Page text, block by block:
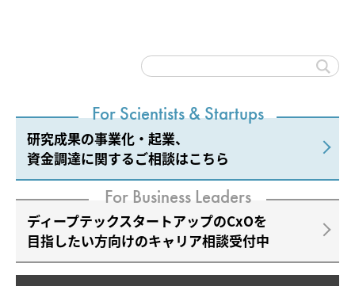
For Scientists & Startups
研究成果の事業化・起業、
資金調達に関するご相談はこちら
For Business Leaders
ディープテックスタートアップのCxOを
目指したい方向けのキャリア相談受付中